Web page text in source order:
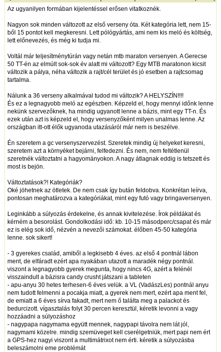
Az ugyanilyen formában kijelentéssel erősen vitatkoznék.
Nagyon sok minden változott az első verseny óta. Két kategória lett, nem 15-
ből 15 pontot kell megkeresni. Lett pólógyártás, ami nem kis meló és költség,
lett előnevezés, és még ki tudja mi.
Voltál már teljesítménytúrán vagy netán mtb maraton versenyen. A Gerecse
50 TT-én az elmúlt sok-sok év alatt mi változott? Egy MTB maratonon kicsit
változik a pálya, néha változik a rajt/cél terület és jó esetben a rajtcsomag
tartalma.
Nálunk a 36 verseny alkalmával tudod mi változik? A HELYSZÍN!!!!
És ez a legnagyobb meló az egészben. Képzeld el, hogy mennyi időnk lenne
nekünk szervezőknek, ha mindig ugyanott lenne a bázis, mint egy TT-n. És
ezek után azt is képzeld el, hogy versenyzőként milyen unalmas lenne. Az
országban itt-ott élők ugyanoda utazásáról már nem is beszélve.
Én szeretem a gc versenyszervezést. Szeretek mindig új helyeket keresni,
szeretem azt a környéket bejárni, felfedezni. És nem, nem feltétlenül
szeretnék változtatni a hagyományokon. A nagy átlagnak eddig is tetszett és
most is bejön.
Változtatások?! Kategóriák?
Oké jöhetnek az ötletek. De nem csak így bután feldobva. Konkrétan leírva,
pontosan meghatározva a kategóriákat, mint egy futó vagy bringaversenyen.
Leginkább a súlyozás érdekelne, és annak kivitelezése. Írok példákat és
kérném a besorolást. Gondolkodási idő: kb. 10-15 másodperc/csapat és már
ez is elég sok idő, nézvén a nevezői számokat. élőben 45-50 kategória
lenne. sok sikert!
- 3 gyerekes család, amiből a legkisebb 4 éves. az első 4 pontnál lábon
ment, de elfáradt ezért apa nyakában utazott a maradék négy pontnál.
viszont a legnagyobb gyerek megunta, hogy nincs 4G, azért a felénél
visszaindult a bázisra candy crusht játszani a tableten
- apu-anyu 30 hetes terhesen-6 éves velük. a VL (VadászLes) pontnál anyu
nem tudott felmenni a pocakja miatt, a gyerek nem mert, ezért apa ment fel,
de emiatt a 6 éves sírva fakadt, mert nem ő találta meg a palackot és
bedurcizott. vígasztalás folyt 30 percen keresztül, kéretik levonni a vagy
hozzáadni a súlyozáshoz
- nagypapa nagymama együtt mennek, nagypapi távolra nem lát jól,
nagymami közelre. mindig szemüveget kell cserélgetniük, mert papi nem ért
a GPS-hez nagyi viszont a multimátrixot nem érti. kéretik a súlyozásba
beleszámolni eme problémát